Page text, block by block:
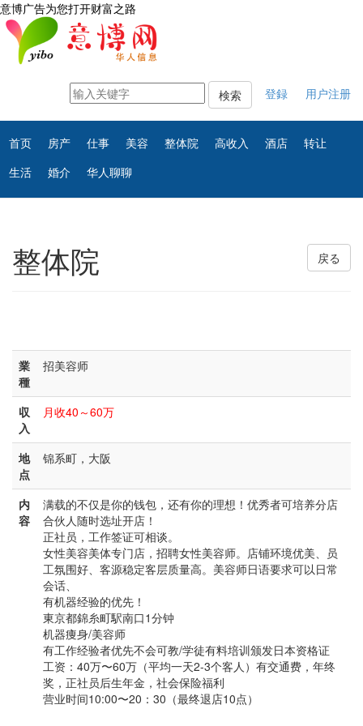
意博广告为您打开财富之路
検索 登録 用户注册
首页 房产 仕事 美容 整体院 高收入 酒店
转让
生活
婚介 华人聊聊
戻る
整体院
業
種
招美容师
収
入
月收40～60万
地
点
锦系町，大阪
内
容
满载的不仅是你的钱包，还有你的理想！优秀者可培养分店
合伙人随时选址开店！
正社员，工作签证可相谈。
女性美容美体专门店，招聘女性美容师。店铺环境优美、员
工氛围好、客源稳定客层质量高。美容师日语要求可以日常
会话、
有机器经验的优先！
東京都錦糸町駅南口1分钟
机器痩身/美容师
有工作经验者优先不会可教/学徒有料培训颁发日本资格证
工资：40万〜60万（平均一天2-3个客人）有交通费，年终
奖，正社员后生年金，社会保险福利
营业时间10:00〜20：30（最终退店10点）